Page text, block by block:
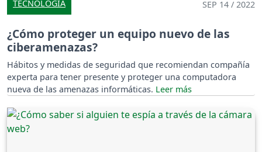
TECNOLOGÍA SEP 14 / 2022
¿Cómo proteger un equipo nuevo de las
ciberamenazas?
Hábitos y medidas de seguridad que recomiendan compañía
experta para tener presente y proteger una computadora
nueva de las amenazas informáticas.